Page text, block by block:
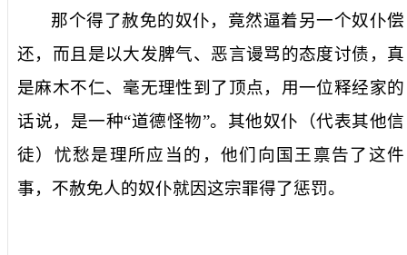
那个得了赦免的奴仆，竟然逼着另一个奴仆偿
还，而且是以大发脾气、恶言谩骂的态度讨债，真
是麻木不仁、毫无理性到了顶点，用一位释经家的
话说，是一种“道德怪物”。其他奴仆（代表其他信
徒）忧愁是理所应当的，他们向国王禀告了这件
事，不赦免人的奴仆就因这宗罪得了惩罚。